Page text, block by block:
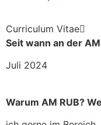
Curriculum Vitae
Seit wann an der AM
Juli 2024
Warum AM RUB?